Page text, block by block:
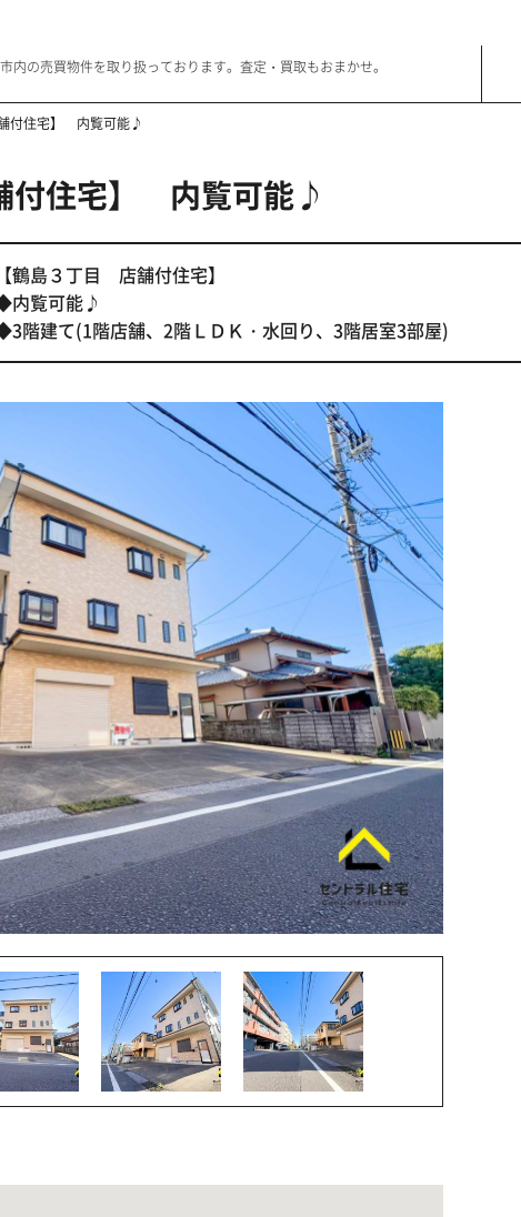
内の売買物件を取り扱っております。査定・買取もおまかせ。
付住宅】 内覧可能♪
付住宅】 内覧可能♪
【鶴島３丁目 店舗付住宅】
内覧可能♪
階建て(1階店舗、2階ＬＤＫ・水回り、3階居室3部屋)